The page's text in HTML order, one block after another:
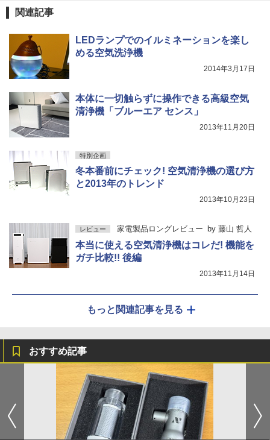
関連記事
LEDランプでのイルミネーションを楽し
める空気洗浄機
2014年3月17日
本体に一切触らずに操作できる高級空気
清浄機「ブルーエア センス」
2013年11月20日
特別企画
冬本番前にチェック! 空気清浄機の選び方
と2013年のトレンド
2013年10月23日
レビュー 家電製品ロングレビュー by 藤山 哲人
本当に使える空気清浄機はコレだ! 機能を
ガチ比較!! 後編
2013年11月14日
もっと関連記事を見る
おすすめ記事